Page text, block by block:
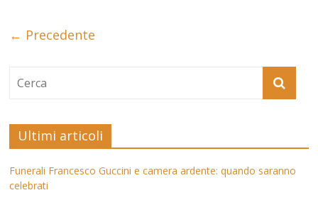
← Precedente
Ultimi articoli
Funerali Francesco Guccini e camera ardente: quando saranno
celebrati